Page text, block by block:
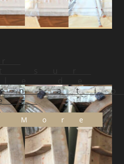
de
More